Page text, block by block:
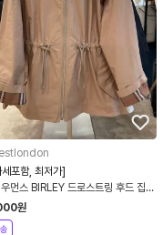
포함, 최저가]
먼스 BIRLEY 드로스트링 후드 집업
BEIGE 80922361 [해외
원